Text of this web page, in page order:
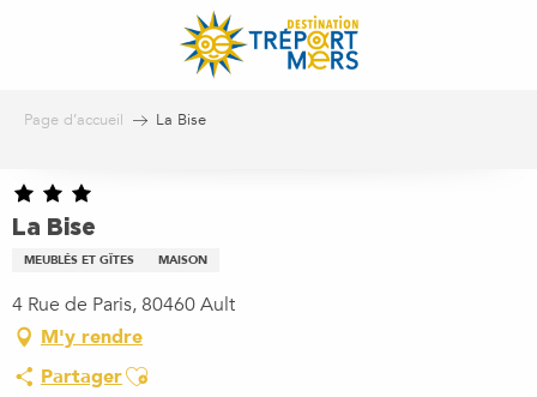
Page d’accueil La Bise
La Bise
MEUBLÉS ET GÎTES MAISON
4 Rue de Paris, 80460 Ault
M'y rendre
PartagerAjouter aux favoris